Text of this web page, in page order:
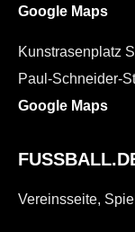
Google Maps
Kunstrasenplatz
Paul-Schneider-
Google Maps
Vereinsseite,